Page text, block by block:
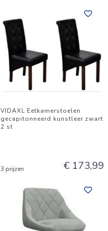
VIDAXL Eetkamerstoelen
gecapitonneerd kunstleer zwart
2 st
3 prijzen € 173,99